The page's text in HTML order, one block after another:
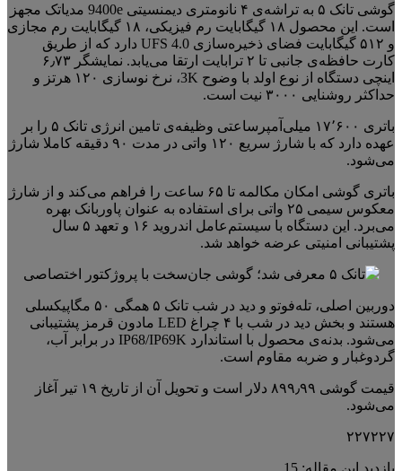
گوشی تانک ۵ به تراشه‌ی ۴ نانومتری دیمنسیتی 9400e مدیاتک مجهز
است. این محصول ۱۸ گیگابایت رم فیزیکی، ۱۸ گیگابایت رم مجازی
و ۵۱۲ گیگابایت فضای ذخیره‌سازی UFS 4.0 دارد که از طریق
کارت حافظه‌ی جانبی تا ۲ ترابایت ارتقا می‌یابد. نمایشگر ۶٫۷۳
اینچی دستگاه از نوع اولد با وضوح 3K، نرخ نوسازی ۱۲۰ هرتز و
حداکثر روشنایی ۳۰۰۰ نیت است.
باتری ۱۷٬۶۰۰ میلی‌آمپرساعتی وظیفه‌ی تامین انرژی تانک ۵ را بر
عهده دارد که با شارژ سریع ۱۲۰ واتی در مدت ۹۰ دقیقه کاملا شارژ
می‌شود.
باتری گوشی امکان مکالمه تا ۶۵ ساعت را فراهم می‌کند و از شارژ
معکوس سیمی ۲۵ واتی برای استفاده به عنوان پاوربانک بهره
می‌برد. این دستگاه با سیستم‌عامل اندروید ۱۶ و تعهد ۵ سال
پشتیبانی امنیتی عرضه خواهد شد.
دوربین اصلی، تله‌فوتو و دید در شب تانک ۵ همگی ۵۰ مگاپیکسلی
هستند و بخش دید در شب با ۴ چراغ LED مادون قرمز پشتیبانی
می‌شود. بدنه‌ی محصول با استاندارد IP68/IP69K در برابر آب،
گردوغبار و ضربه مقاوم است.
قیمت گوشی ۸۹۹٫۹۹ دلار است و تحویل آن از تاریخ ۱۹ تیر آغاز
می‌شود.
۲۲۷۲۲۷
بازدید این مقاله: 15